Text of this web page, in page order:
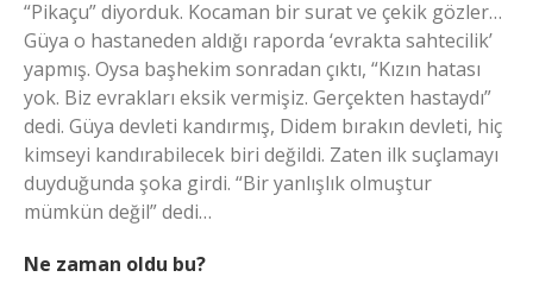
“Pikaçu” diyorduk. Kocaman bir surat ve çekik gözler…
Güya o hastaneden aldığı raporda ‘evrakta sahtecilik’
yapmış. Oysa başhekim sonradan çıktı, “Kızın hatası
yok. Biz evrakları eksik vermişiz. Gerçekten hastaydı”
dedi. Güya devleti kandırmış, Didem bırakın devleti, hiç
kimseyi kandırabilecek biri değildi. Zaten ilk suçlamayı
duyduğunda şoka girdi. “Bir yanlışlık olmuştur
mümkün değil” dedi…
Ne zaman oldu bu?